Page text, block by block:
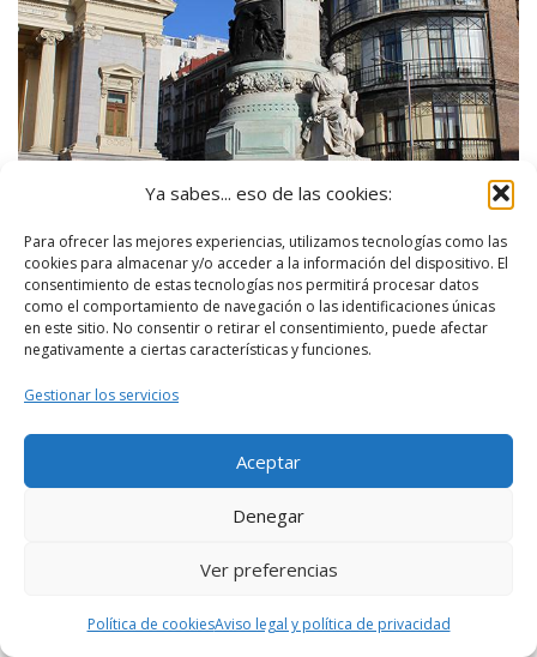
Ya sabes... eso de las cookies:
Para ofrecer las mejores experiencias, utilizamos tecnologías como las
cookies para almacenar y/o acceder a la información del dispositivo. El
consentimiento de estas tecnologías nos permitirá procesar datos
como el comportamiento de navegación o las identificaciones únicas
en este sitio. No consentir o retirar el consentimiento, puede afectar
negativamente a ciertas características y funciones.
Gestionar los servicios
Aceptar
Denegar
Ver preferencias
Política de cookiesAviso legal y política de privacidad
Monumento a María Cristina de Borbón, Madrid –
Asqueladd (CC BY-SA 3.0)
Fernando VII tuvo que casarse por cuarta